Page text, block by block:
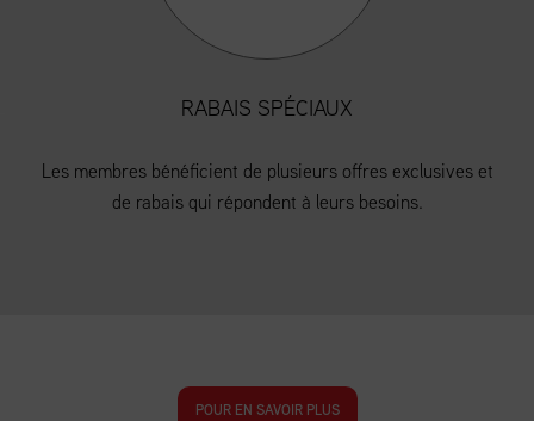
RABAIS SPÉCIAUX
Les membres bénéficient de plusieurs offres exclusives et
de rabais qui répondent à leurs besoins.
POUR EN SAVOIR PLUS